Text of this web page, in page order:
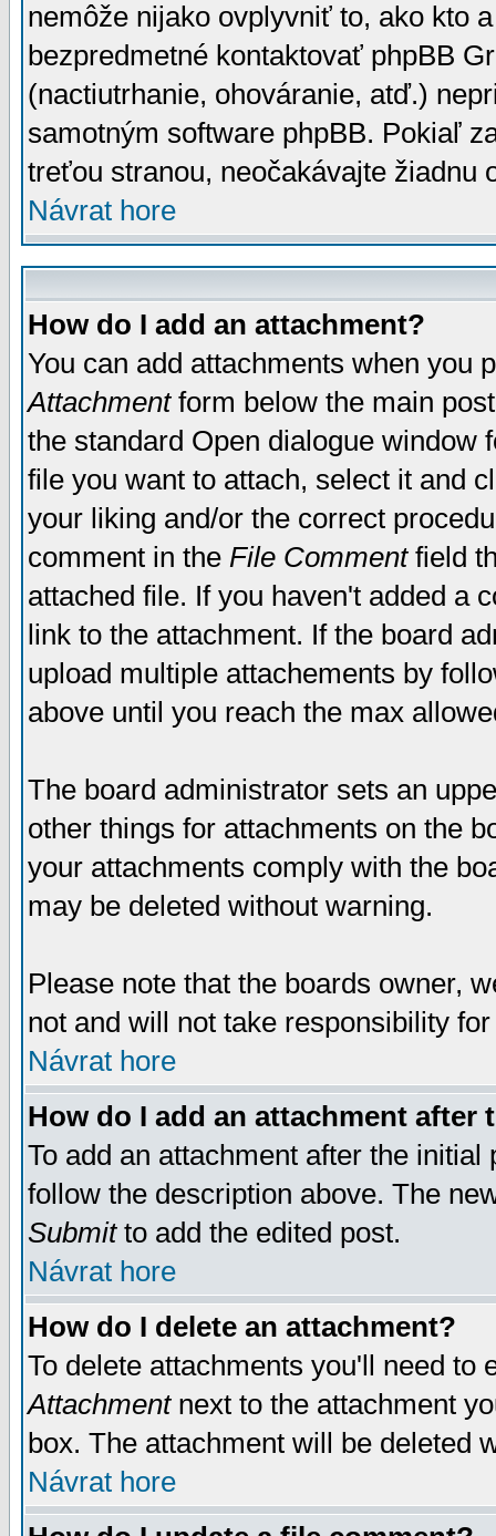
nemôže nijako ovplyvniť to, ako kto
bezpredmetné kontaktovať phpBB
(nactiutrhanie, ohováranie, atď.)
samotným software phpBB. Pokiaľ
treťou stranou, neočakávajte žiadnu
Návrat hore
How do I add an attachment?
You can add attachments when you
Attachmentform below the main
the standard Open dialogue window
file you want to attach, select it and
your liking and/or the correct
comment in the File Commentfield
attached file. If you haven't added a
link to the attachment. If the board
upload multiple attachements by
above until you reach the max
The board administrator sets an
other things for attachments on the
your attachments comply with the
may be deleted without warning.
Please note that the boards owner,
not and will not take responsibility
Návrat hore
How do I add an attachment after
To add an attachment after the
follow the description above. The
Submitto add the edited post.
Návrat hore
How do I delete an attachment?
To delete attachments you'll need
Attachmentnext to the attachment
box. The attachment will be deleted
Návrat hore